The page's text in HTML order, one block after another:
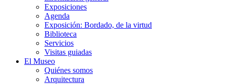
Exposiciones
Agenda
Exposición: Bordado, de la virtud
Biblioteca
Servicios
Visitas guiadas
El Museo
Quiénes somos
Arquitectura